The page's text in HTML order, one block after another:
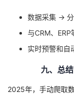
数据采集 →
与CRM、
实时预警和自
九、总
2025年，手动爬取